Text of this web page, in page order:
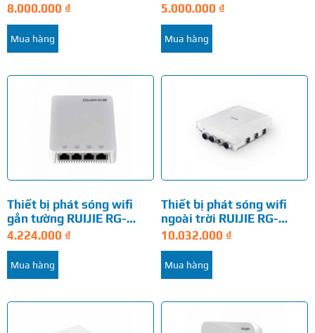
8.000.000 ₫
Mua hàng
5.000.000 ₫
Mua hàng
Thiết bị phát sóng wifi
gắn tường RUIJIE RG-
AP130(W2) V2
4.224.000 ₫
Mua hàng
Thiết bị phát sóng wifi
ngoài trời RUIJIE RG-
AP630(CD)
10.032.000 ₫
Mua hàng